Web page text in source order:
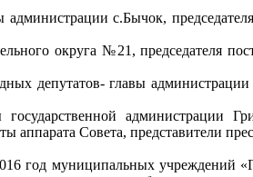
с.Бычок,
округа №21, председателя
депутатов- главы
администрации
аппарата Совета, представители
год муниципальных учреждений